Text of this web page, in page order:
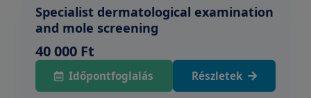
Specialist dermatological examination
and mole screening
40 000 Ft
Időpontfoglalás Részletek